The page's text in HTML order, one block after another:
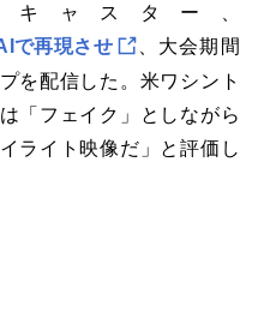
ャスター、
で再現させ
、大会期間
を配信した。米ワシント
「フェイク」としながら
ライト映像だ」と評価し